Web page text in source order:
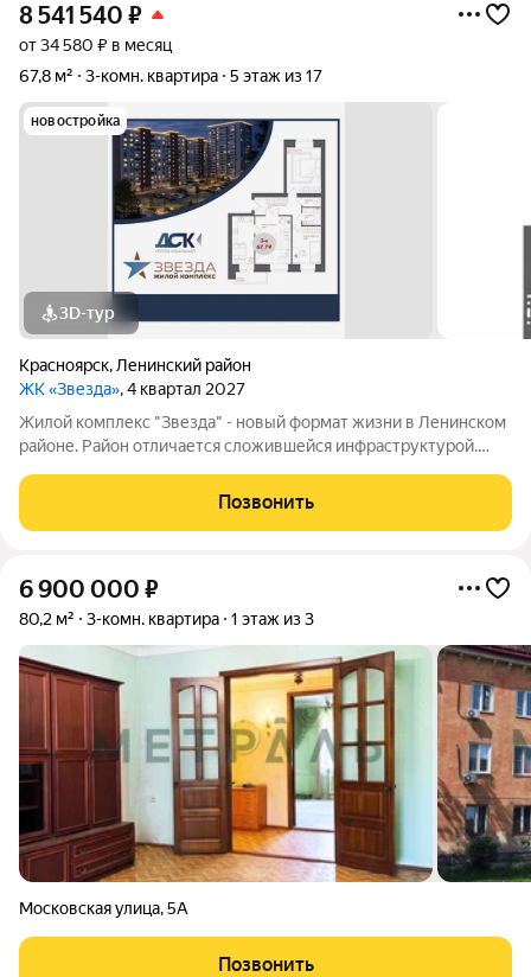
8 541 540 ₽
от 34 580 ₽ в месяц
67,8 м²
3-комн. квартира 5 этаж из 17
новостройка
3D-тур
Красноярск, Ленинский район
ЖК «Звезда», 4 квартал 2027
Жилой комплекс "Звезда" - новый формат жизни в Ленинском
районе. Район отличается сложившейся инфраструктурой.
большой парк с одноименным названием. Развита
транспортная и дорожная сети. Есть
Позвонить
6 900 000 ₽
80,2 м² 3-комн. квартира 1 этаж из 3
Московская улица,5А
Позвонить